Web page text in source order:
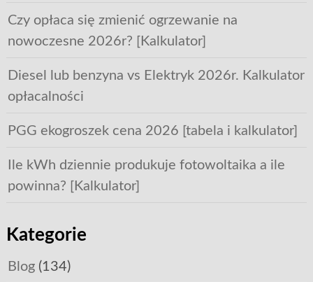
Czy opłaca się zmienić ogrzewanie na
nowoczesne 2026r? [Kalkulator]
Diesel lub benzyna vs Elektryk 2026r. Kalkulator
opłacalności
PGG ekogroszek cena 2026 [tabela i kalkulator]
Ile kWh dziennie produkuje fotowoltaika a ile
powinna? [Kalkulator]
Kategorie
Blog(134)